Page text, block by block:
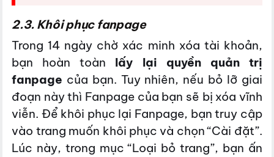
2.3. Khôi phục fanpage
Trong 14 ngày chờ xác minh xóa tài khoản,
bạn hoàn toàn lấy lại quyền quản trị
fanpage của bạn. Tuy nhiên, nếu bỏ lỡ giai
đoạn này thì Fanpage của bạn sẽ bị xóa vĩnh
viễn. Để khôi phục lại Fanpage, bạn truy cập
vào trang muốn khôi phục và chọn “Cài đặt”.
Lúc này, trong mục “Loại bỏ trang”, bạn ấn